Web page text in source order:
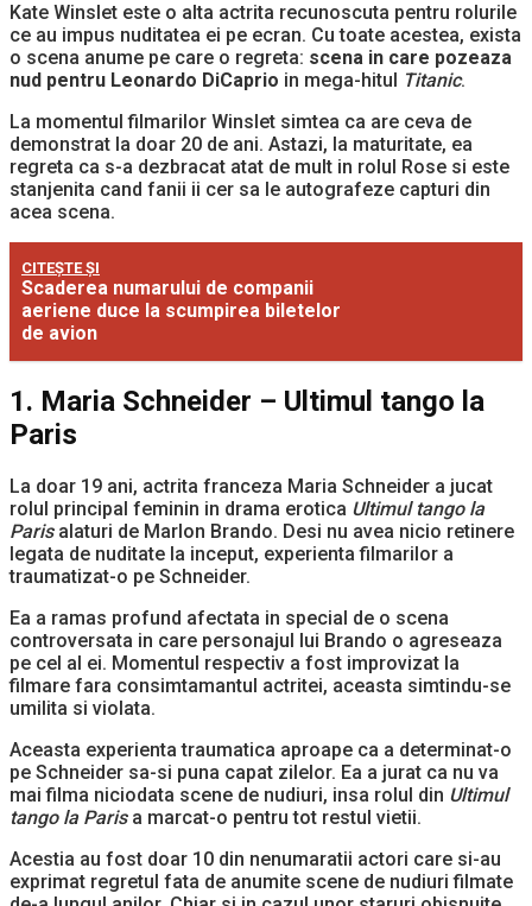
Kate Winslet este o alta actrita recunoscuta pentru rolurile
ce au impus nuditatea ei pe ecran. Cu toate acestea, exista
o scena anume pe care o regreta: scena in care pozeaza
nud pentru Leonardo DiCaprio in mega-hitul Titanic.
La momentul filmarilor Winslet simtea ca are ceva de
demonstrat la doar 20 de ani. Astazi, la maturitate, ea
regreta ca s-a dezbracat atat de mult in rolul Rose si este
stanjenita cand fanii ii cer sa le autografeze capturi din
acea scena.
CITEȘTE ȘI
Scaderea numarului de companii
aeriene duce la scumpirea biletelor
de avion
1. Maria Schneider – Ultimul tango la
Paris
La doar 19 ani, actrita franceza Maria Schneider a jucat
rolul principal feminin in drama erotica Ultimul tango la
Parisalaturi de Marlon Brando. Desi nu avea nicio retinere
legata de nuditate la inceput, experienta filmarilor a
traumatizat-o pe Schneider.
Ea a ramas profund afectata in special de o scena
controversata in care personajul lui Brando o agreseaza
pe cel al ei. Momentul respectiv a fost improvizat la
filmare fara consimtamantul actritei, aceasta simtindu-se
umilita si violata.
Aceasta experienta traumatica aproape ca a determinat-o
pe Schneider sa-si puna capat zilelor. Ea a jurat ca nu va
mai filma niciodata scene de nudiuri, insa rolul din Ultimul
tango la Parisa marcat-o pentru tot restul vietii.
Acestia au fost doar 10 din nenumaratii actori care si-au
exprimat regretul fata de anumite scene de nudiuri filmate